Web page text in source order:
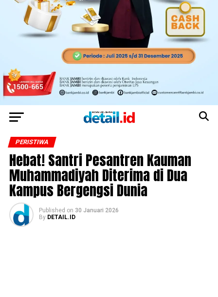
PERISTIWA
Hebat! Santri Pesantren Kauman
Muhammadiyah Diterima di Dua
Kampus Bergengsi Dunia
Published on 30 Januari 2026
By DETAIL.ID